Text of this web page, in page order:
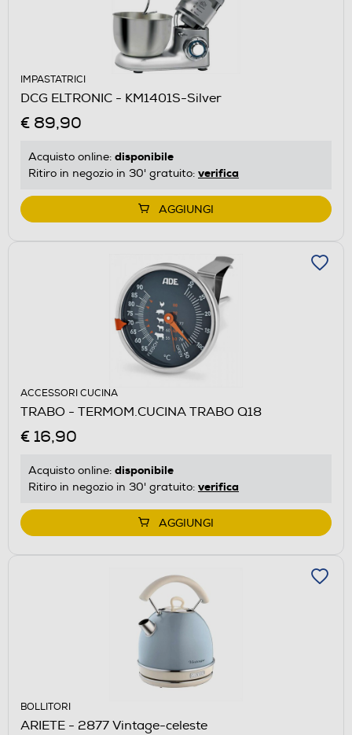
IMPASTATRICI
DCG ELTRONIC - KM1401S-Silver
€ 89,90
Acquisto online: disponibile
Ritiro in negozio in 30' gratuito: verifica
AGGIUNGI
ACCESSORI CUCINA
TRABO - TERMOM.CUCINA TRABO Q18
€ 16,90
Acquisto online: disponibile
Ritiro in negozio in 30' gratuito: verifica
AGGIUNGI
BOLLITORI
ARIETE - 2877 Vintage-celeste